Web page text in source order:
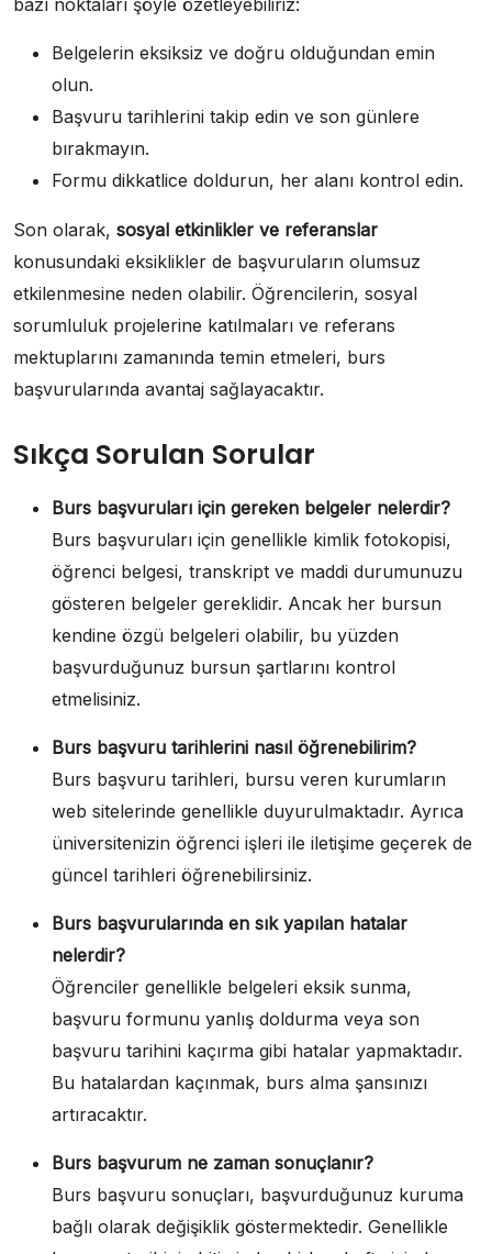
bazı noktaları şöyle özetleyebiliriz:
Belgelerin eksiksiz ve doğru olduğundan emin
olun.
Başvuru tarihlerini takip edin ve son günlere
bırakmayın.
Formu dikkatlice doldurun, her alanı kontrol edin.
Son olarak, sosyal etkinlikler ve referanslar
konusundaki eksiklikler de başvuruların olumsuz
etkilenmesine neden olabilir. Öğrencilerin, sosyal
sorumluluk projelerine katılmaları ve referans
mektuplarını zamanında temin etmeleri, burs
başvurularında avantaj sağlayacaktır.
Sıkça Sorulan Sorular
Burs başvuruları için gereken belgeler nelerdir?
Burs başvuruları için genellikle kimlik fotokopisi,
öğrenci belgesi, transkript ve maddi durumunuzu
gösteren belgeler gereklidir. Ancak her bursun
kendine özgü belgeleri olabilir, bu yüzden
başvurduğunuz bursun şartlarını kontrol
etmelisiniz.
Burs başvuru tarihlerini nasıl öğrenebilirim?
Burs başvuru tarihleri, bursu veren kurumların
web sitelerinde genellikle duyurulmaktadır. Ayrıca
üniversitenizin öğrenci işleri ile iletişime geçerek de
güncel tarihleri öğrenebilirsiniz.
Burs başvurularında en sık yapılan hatalar
nelerdir?
Öğrenciler genellikle belgeleri eksik sunma,
başvuru formunu yanlış doldurma veya son
başvuru tarihini kaçırma gibi hatalar yapmaktadır.
Bu hatalardan kaçınmak, burs alma şansınızı
artıracaktır.
Burs başvurum ne zaman sonuçlanır?
Burs başvuru sonuçları, başvurduğunuz kuruma
bağlı olarak değişiklik göstermektedir. Genellikle